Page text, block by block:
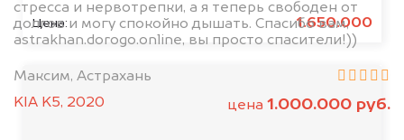
Цена: 1.650.000
стресса и нервотрепки, а я теперь свободен от
долгов и могу спокойно дышать. Спасибо вам,
astrakhan.dorogo.online, вы просто спасители!))
Максим, Астрахань
KIA K5, 2020
цена 1.000.000 руб.